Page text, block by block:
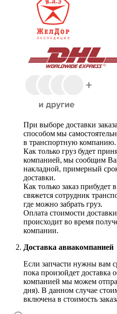
При выборе доставки
способом мы
в транспортную компанию.
Как только груз будет
компанией, мы сообщим
накладной, примерный
доставки.
Как только заказ прибудет
свяжется сотрудник
где можно забрать груз.
Оплата стоимости
происходит во время
компании.
Доставка авиакомпанией
Если запчасти нужны вам
пока произойдет доставка
компанией мы можем
дня). В данном случае
включена в стоимость